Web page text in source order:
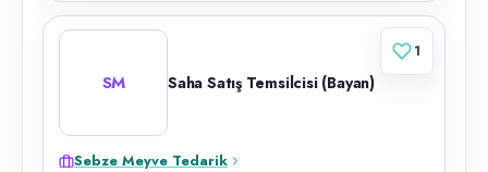
SM Saha Satış Temsilcisi (Bayan)
Sebze Meyve Tedarik
1